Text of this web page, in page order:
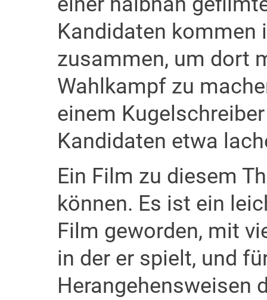
Kandidaten kommen
zusammen, um dort
Wahlkampf zu
einem
Kandidaten etwa
Ein Film zu diesem
können. Es ist ein
Film geworden, mit
in der er spielt, und
Herangehensweisen